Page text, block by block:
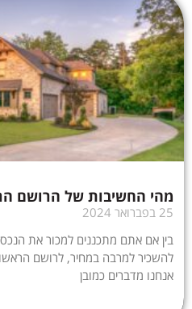
מהי החשיבות של הרושם
25 בפברואר 2024
בין אם אתם מתכננים למכור את
להשכיר למרבה במחיר, לרושם
אנחנו מדברים כמובן